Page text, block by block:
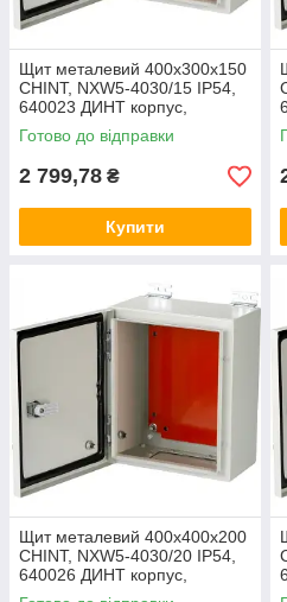
Щит металевий 400x300x150
CHINT, NXW5-4030/15 IP54,
640023 ДИНТ корпус,
металева оболонка, бокс,
шафа
Готово до відправки
2 799,78 ₴
Купити
Щит металевий 400x400x200
CHINT, NXW5-4030/20 IP54,
640026 ДИНТ корпус,
металева оболонка, бокс,